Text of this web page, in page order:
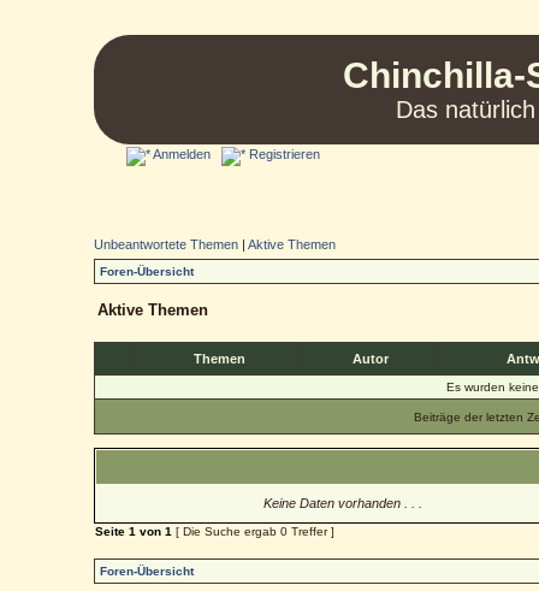
Chinchilla-
Das
Anmelden Registrieren
Unbeantwortete Themen |Aktive Themen
Foren-Übersicht
Aktive Themen
Themen Autor
Es wurden
Beiträge der letzten
Keine Daten vorhanden . . .
Seite1 von1 [ Die Suche ergab 0 Treffer ]
Foren-Übersicht